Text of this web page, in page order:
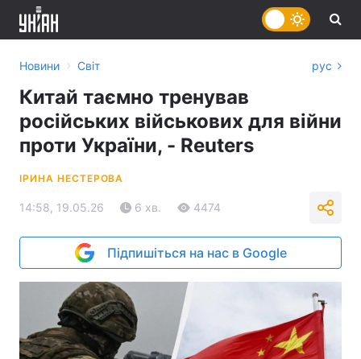
Новини › Світ рус
Китай таємно тренував
російських військових для війни
проти України, - Reuters
ІРИНА НЕСТЕРОВА
14:58, 19.05.26 6 хв. 4474
Підпишіться на нас в Google